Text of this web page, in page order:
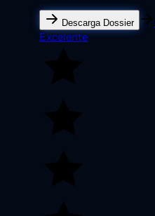
Descarga Dossier
Excelente